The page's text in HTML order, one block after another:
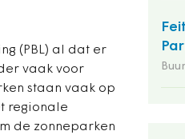
(PBL) al dat er
vaak voor
staan vaak op
regionale
de zonneparken